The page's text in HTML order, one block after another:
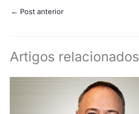
← Post anterior
Artigos relacionados